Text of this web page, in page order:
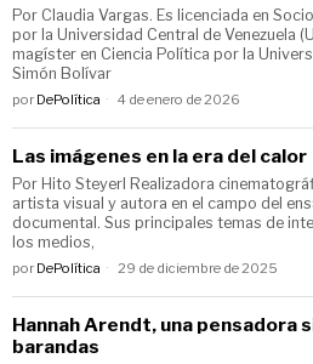
Por Claudia Vargas. Es licenciada en
por la Universidad Central de Venezuela
magíster en Ciencia Política por la
Simón Bolívar
por DePolítica 4 de enero de 2026
Las imágenes en la era del calor
Por Hito Steyerl Realizadora
artista visual y autora en el campo del
documental. Sus principales temas de
los medios,
por DePolítica 29 de diciembre de 2025
Hannah Arendt, una pensadora
barandas